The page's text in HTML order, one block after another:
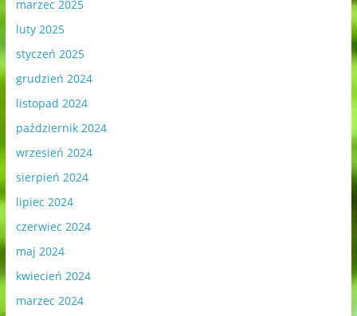
marzec 2025
luty 2025
styczeń 2025
grudzień 2024
listopad 2024
październik 2024
wrzesień 2024
sierpień 2024
lipiec 2024
czerwiec 2024
maj 2024
kwiecień 2024
marzec 2024